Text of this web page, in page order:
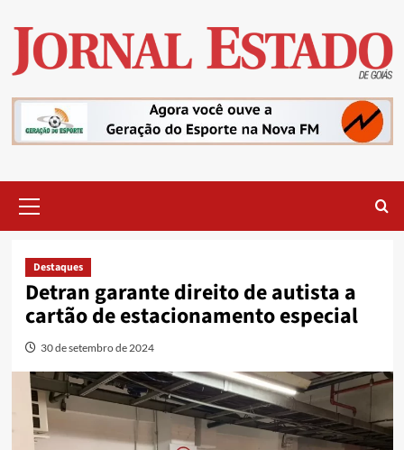
content
Menu
Destaques
Detran garante direito de autista a
cartão de estacionamento especial
30 de setembro de 2024